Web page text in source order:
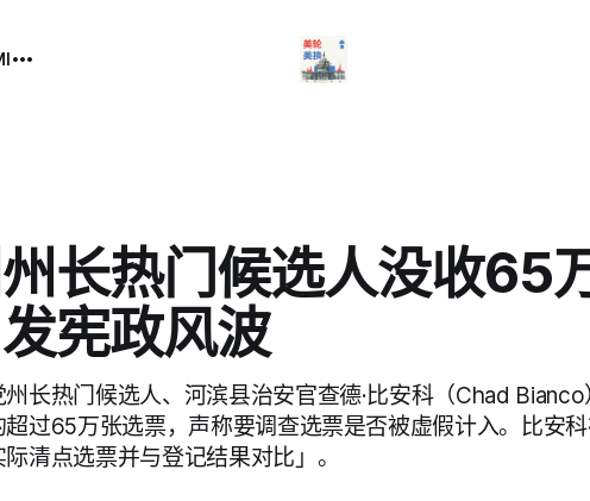
长热门候选人没收65
宪政风波
长热门候选人、河滨县治安官查德·比安科（Chad
过65万张选票，声称要调查选票是否被虚假计入。比安
清点选票并与登记结果对比」。